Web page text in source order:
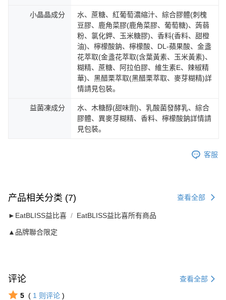
小晶晶成分
水、蔗糖、紅葡萄濃縮汁、綜合膠體(刺槐
豆膠、鹿角菜膠(鹿角菜膠、葡萄糖)、蒟蒻
粉、氯化鉀、玉米糖膠)、香料(香料、甜橙
油)、檸檬酸鈉、檸檬酸、DL-蘋果酸、金盞
花萃取(金盞花萃取(含葉黃素、玉米黃素)、
糊精、蔗糖、阿拉伯膠、維生素E、辣椒精
華)、黑醋栗萃取(黑醋栗萃取、麥芽糊精)詳
情請見包裝。
益菌凍成分
水、木糖醇(甜味劑)、乳酸菌發酵乳、綜合
膠體、異麥芽糊精、香料、檸檬酸鈉詳情請
見包裝。
客服
产品相关分类 (7) 查看全部
►EatBLISS益比喜 EatBLISS益比喜所有商品
▲品牌聯合限定
评论 查看全部
5 ( 1 则评论 )